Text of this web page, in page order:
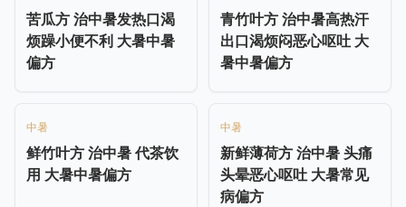
苦瓜方 治中暑发热口渴
烦躁小便不利 大暑中暑
偏方
青竹叶方 治中暑高热汗
出口渴烦闷恶心呕吐 大
暑中暑偏方
中暑
鲜竹叶方 治中暑 代茶饮
用 大暑中暑偏方
中暑
新鲜薄荷方 治中暑 头痛
头晕恶心呕吐 大暑常见
病偏方